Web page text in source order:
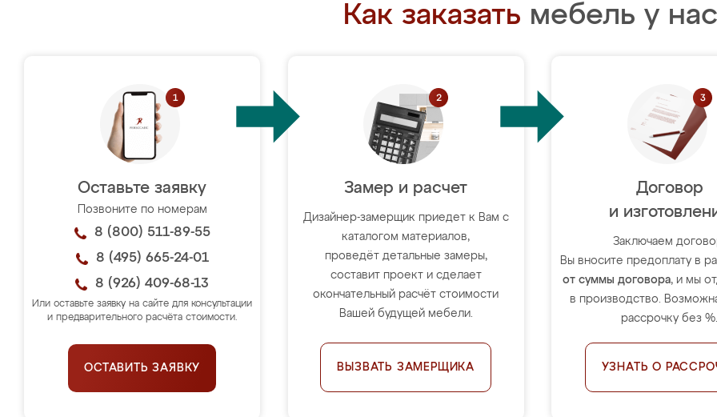
Как заказать мебель у
Оставьте заявку
Позвоните по номерам
8 (800) 511-89-55
8 (495) 665-24-01
8 (926) 409-68-13
Или оставьте заявку на сайте для консультации
и предварительного расчёта стоимости.
ОСТАВИТЬ ЗАЯВКУ
Замер и расчет
Дизайнер-замерщик приедет к Вам с
каталогом материалов,
проведёт детальные замеры,
составит проект и сделает
окончательный расчёт стоимости
Вашей будущей мебели.
ВЫЗВАТЬ ЗАМЕРЩИКА
Договор
и
Заключаем
Вы вносите предоплату в
от суммы договора, и мы
в производство.
рассрочку без
УЗНАТЬ О